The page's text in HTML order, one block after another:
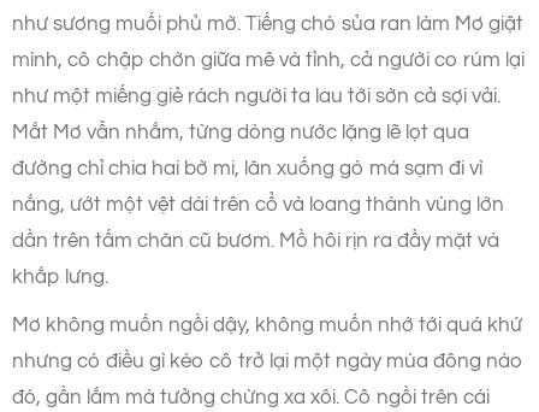
như sương muối phủ mờ. Tiếng chó sủa ran làm Mơ giật
mình, cô chập chờn giữa mê và tỉnh, cả người co rúm lại
như một miếng giẻ rách người ta lau tới sờn cả sợi vải.
Mắt Mơ vẫn nhắm, từng dòng nước lặng lẽ lọt qua
đường chỉ chia hai bờ mi, lăn xuống gò má sạm đi vì
nắng, ướt một vệt dài trên cổ và loang thành vùng lớn
dần trên tấm chăn cũ bươm. Mồ hôi rịn ra đầy mặt và
khắp lưng.
Mơ không muốn ngồi dậy, không muốn nhớ tới quá khứ
nhưng có điều gì kéo cô trở lại một ngày mùa đông nào
đó, gần lắm mà tưởng chừng xa xôi. Cô ngồi trên cái